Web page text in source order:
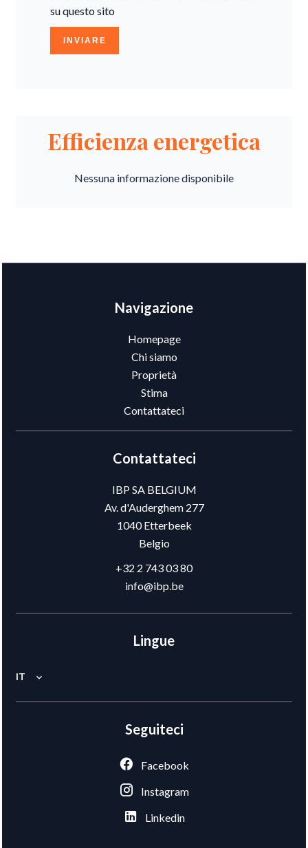
su questo sito
INVIARE
Efficienza energetica
Nessuna informazione disponibile
Navigazione
Homepage
Chi siamo
Proprietà
Stima
Contattateci
Contattateci
IBP SA BELGIUM
Av. d'Auderghem 277
1040Etterbeek
Belgio
+32 2 743 03 80
info@ibp.be
Lingue
IT
Seguiteci
Facebook
Instagram
Linkedin